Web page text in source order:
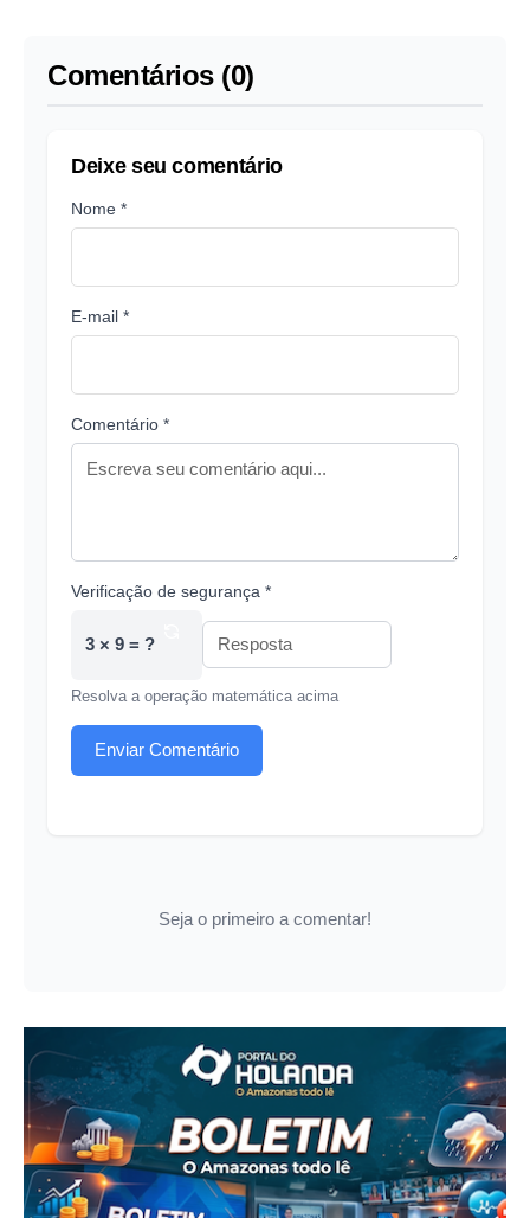
Comentários (0)
Deixe seu comentário
Nome *
E-mail *
Comentário *
Verificação de segurança *
3 × 9 = ?
Resolva a operação matemática acima
Enviar Comentário
Seja o primeiro a comentar!